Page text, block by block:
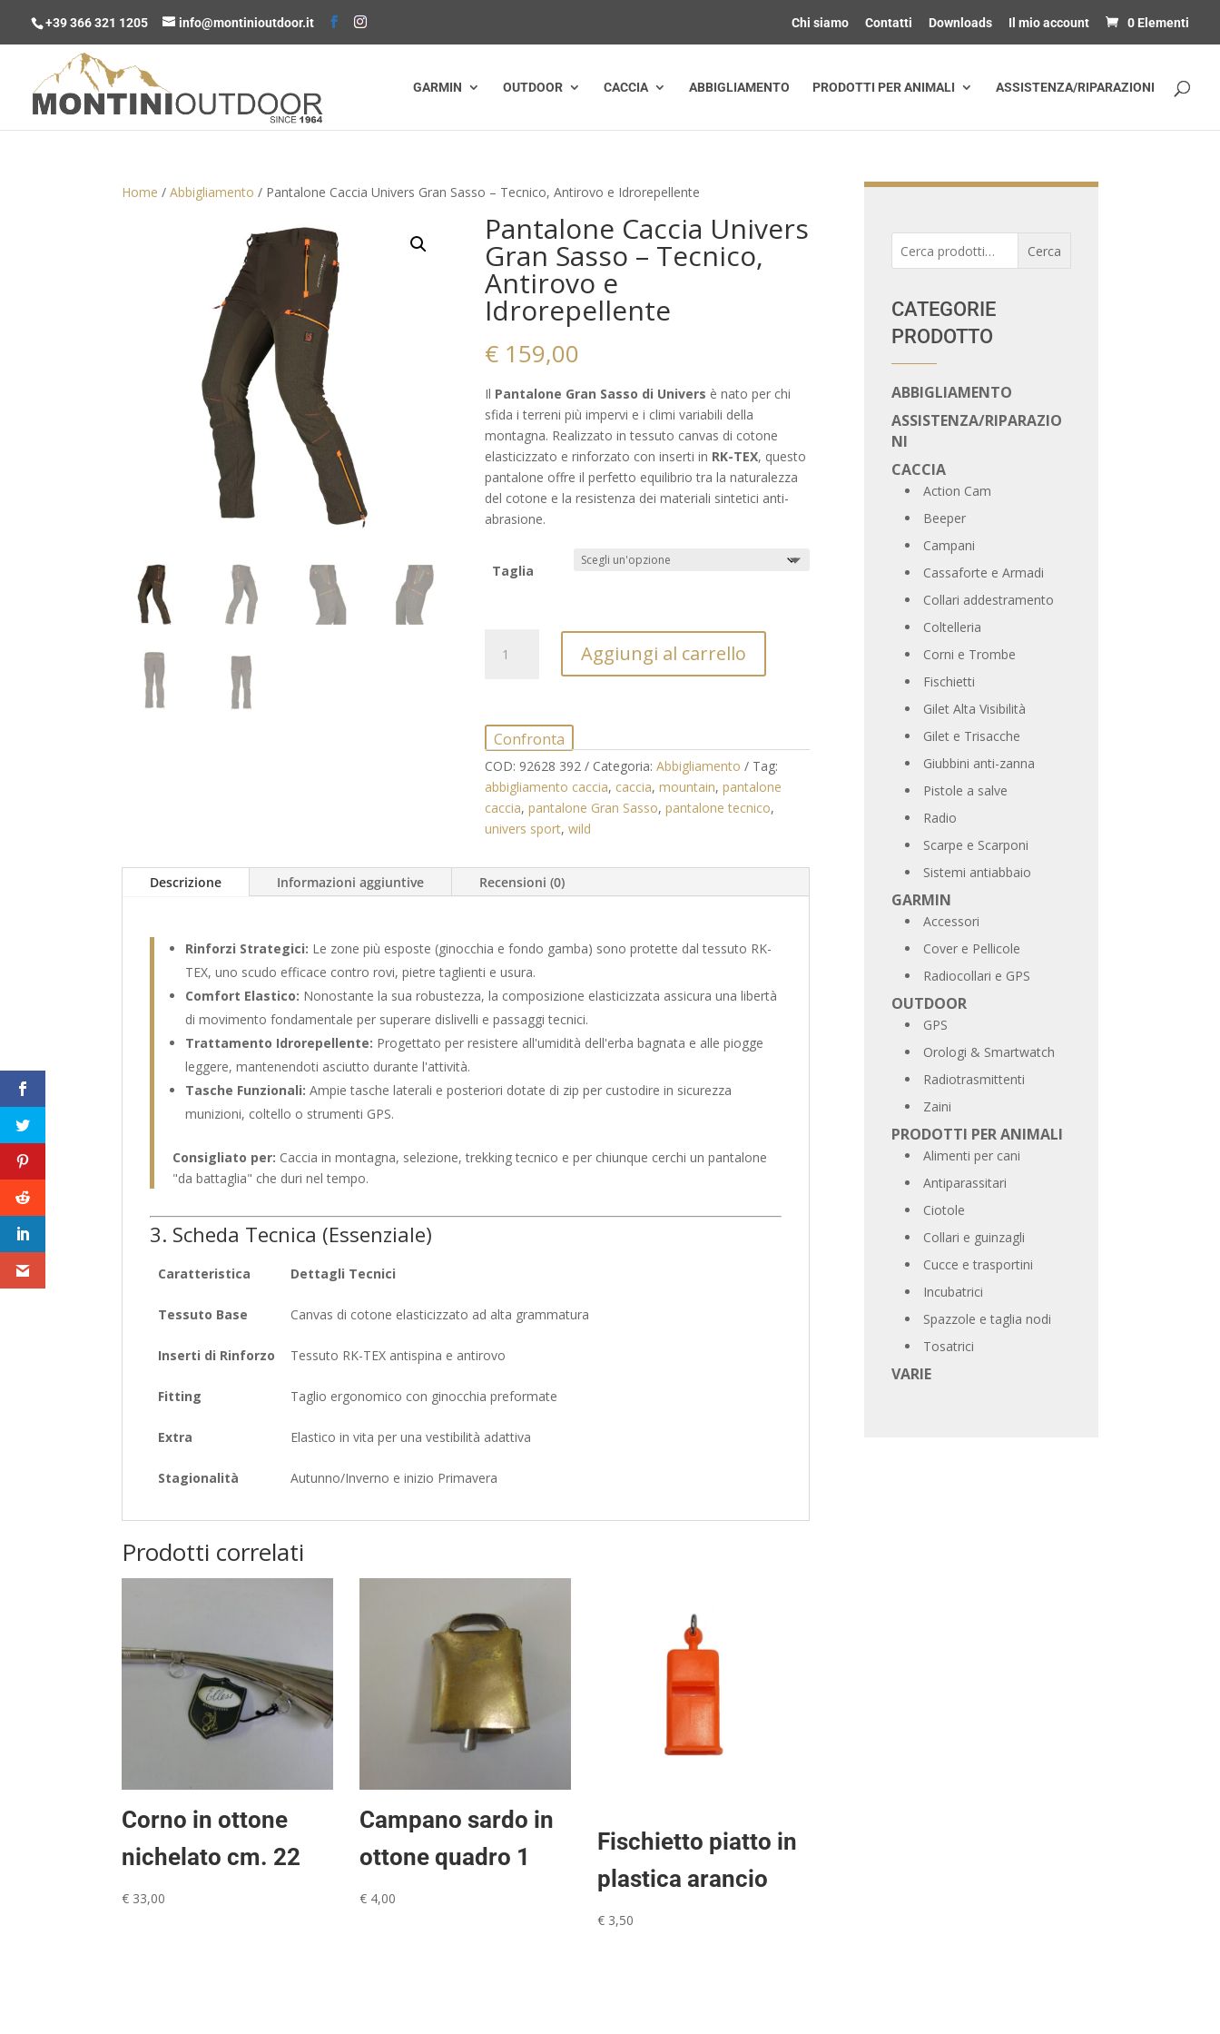
+39 366 321 1205 info@montinioutdoor.it Chi siamo Contatti Downloads Il mio account 0 Elementi
GARMIN OUTDOOR CACCIA ABBIGLIAMENTO PRODOTTI PER ANIMALI ASSISTENZA/RIPARAZIONI
Home /Abbigliamento / Pantalone Caccia Univers Gran Sasso – Tecnico, Antirovo e Idrorepellente
Pantalone Caccia Univers
Gran Sasso – Tecnico,
Antirovo e
Idrorepellente
€ 159,00
Il Pantalone Gran Sasso di Univers è nato per chi
sfida i terreni più impervi e i climi variabili della
montagna. Realizzato in tessuto canvas di cotone
elasticizzato e rinforzato con inserti in RK-TEX, questo
pantalone offre il perfetto equilibrio tra la naturalezza
del cotone e la resistenza dei materiali sintetici anti-
abrasione.
Taglia
Caccia
Sasso
Tecnico,
Antirovo
e
Idrorepellente
Aggiungi al carrello
Confronta
COD: 92628 392 Categoria:Abbigliamento
Tag:
abbigliamento caccia, caccia,mountain,pantalone
caccia,pantalone Gran Sasso,pantalone tecnico,
univers sport,wild
Descrizione Informazioni aggiuntive Recensioni (0)
Rinforzi Strategici: Le zone più esposte (ginocchia e fondo gamba) sono protette dal tessuto RK-
TEX, uno scudo efficace contro rovi, pietre taglienti e usura.
Comfort Elastico: Nonostante la sua robustezza, la composizione elasticizzata assicura una libertà
di movimento fondamentale per superare dislivelli e passaggi tecnici.
Trattamento Idrorepellente: Progettato per resistere all'umidità dell'erba bagnata e alle piogge
leggere, mantenendoti asciutto durante l'attività.
Tasche Funzionali: Ampie tasche laterali e posteriori dotate di zip per custodire in sicurezza
munizioni, coltello o strumenti GPS.
Consigliato per: Caccia in montagna, selezione, trekking tecnico e per chiunque cerchi un pantalone
"da battaglia" che duri nel tempo.
3. Scheda Tecnica (Essenziale)
Caratteristica Dettagli Tecnici
Tessuto Base Canvas di cotone elasticizzato ad alta grammatura
Inserti di Rinforzo Tessuto RK-TEX antispina e antirovo
Fitting Taglio ergonomico con ginocchia preformate
Extra Elastico in vita per una vestibilità adattiva
Stagionalità Autunno/Inverno e inizio Primavera
Prodotti correlati
Corno in ottone
nichelato cm. 22
€ 33,00
Campano sardo in
ottone quadro 1
€ 4,00
Fischietto piatto in
plastica arancio
€ 3,50
Cerca
CATEGORIE
PRODOTTO
ABBIGLIAMENTO
ASSISTENZA/RIPARAZIO
NI
CACCIA
Action Cam
Beeper
Campani
Cassaforte e Armadi
Collari addestramento
Coltelleria
Corni e Trombe
Fischietti
Gilet Alta Visibilità
Gilet e Trisacche
Giubbini anti-zanna
Pistole a salve
Radio
Scarpe e Scarponi
Sistemi antiabbaio
GARMIN
Accessori
Cover e Pellicole
Radiocollari e GPS
OUTDOOR
GPS
Orologi & Smartwatch
Radiotrasmittenti
Zaini
PRODOTTI PER ANIMALI
Alimenti per cani
Antiparassitari
Ciotole
Collari e guinzagli
Cucce e trasportini
Incubatrici
Spazzole e taglia nodi
Tosatrici
VARIE